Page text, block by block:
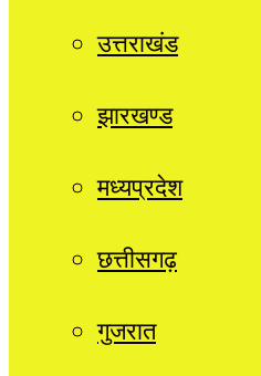
उत्तराखंड
झारखण्ड
मध्यप्रदेश
छत्तीसगढ़
गुजरात